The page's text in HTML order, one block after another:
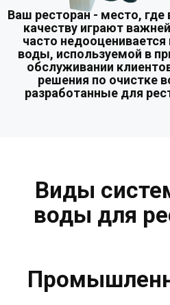
Ваш ресторан - место,
качеству играют
часто
воды, используемой в
обслуживании
решения по очистке
разработанные для
Виды
воды для